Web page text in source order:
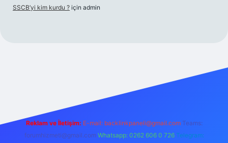
SSCB’yi kim kurdu ? için admin
Reklam ve İletişim: E-mail: backlinkpaneli@gmail.com Teams:
forumhizmeti@gmail.com Whatsapp: 0262 606 0 726 Telegram: